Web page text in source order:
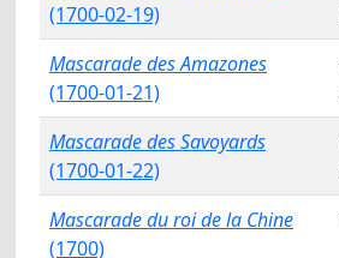
(1700-02-19)
Mascarade des Amazones
(1700-01-21)
Mascarade des Savoyards
(1700-01-22)
Mascarade du roi de la Chine
(1700)